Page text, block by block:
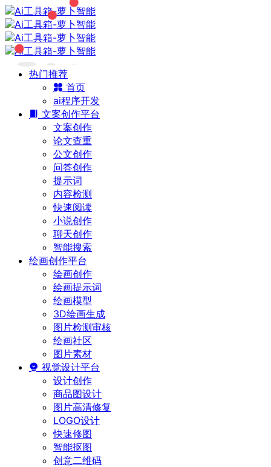
热门推荐
首页
ai程序开发
文案创作平台
文案创作
论文查重
公文创作
问答创作
提示词
内容检测
快速阅读
小说创作
聊天创作
智能搜索
绘画创作平台
绘画创作
绘画提示词
绘画模型
3D绘画生成
图片检测审核
绘画社区
图片素材
视觉设计平台
设计创作
商品图设计
图片高清修复
LOGO设计
快速修图
智能抠图
创意二维码